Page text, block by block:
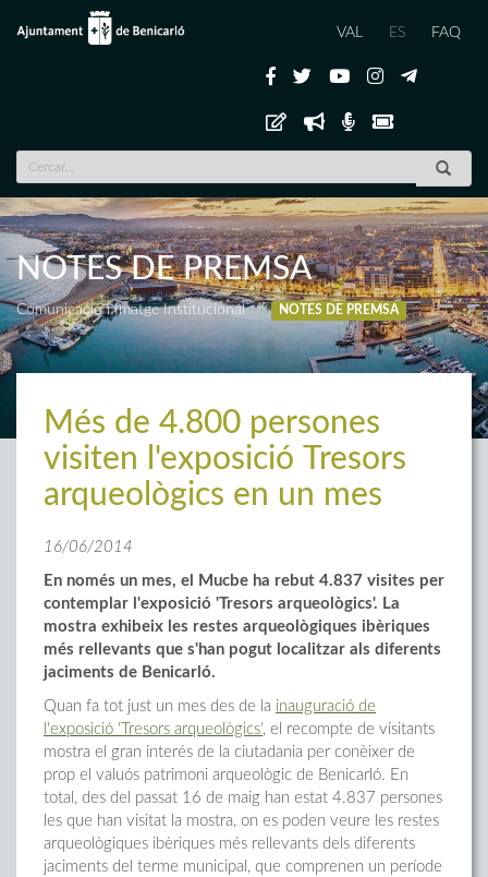
VAL ES FAQ
NOTES DE PREMSA
Comunicació i Imatge Institucional NOTES DE PREMSA
Més de 4.800 persones
visiten l'exposició Tresors
arqueològics en un mes
16/06/2014
En només un mes, el Mucbe ha rebut 4.837 visites per
contemplar l'exposició 'Tresors arqueològics'. La
mostra exhibeix les restes arqueològiques ibèriques
més rellevants que s'han pogut localitzar als diferents
jaciments de Benicarló.
Quan fa tot just un mes des de la inauguració de
l'exposició 'Tresors arqueològics', el recompte de visitants
mostra el gran interés de la ciutadania per conèixer de
prop el valuós patrimoni arqueològic de Benicarló. En
total, des del passat 16 de maig han estat 4.837 persones
les que han visitat la mostra, on es poden veure les restes
arqueològiques ibèriques més rellevants dels diferents
jaciments del terme municipal, que comprenen un període